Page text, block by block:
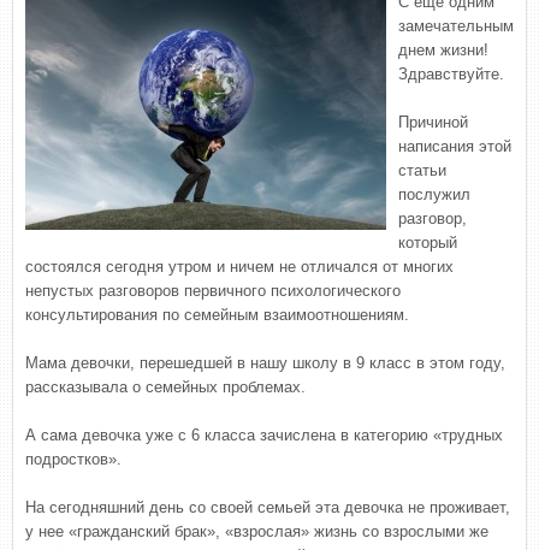
замечательным
днем жизни!
Здравствуйте.
Причиной
написания этой
статьи
послужил
разговор,
который
состоялся сегодня утром и ничем не отличался от многих
непустых разговоров первичного психологического
консультирования по семейным взаимоотношениям.
Мама девочки, перешедшей в нашу школу в 9 класс в этом году,
рассказывала о семейных проблемах.
А сама девочка уже с 6 класса зачислена в категорию «трудных
подростков».
На сегодняшний день со своей семьей эта девочка не проживает,
у нее «гражданский брак», «взрослая» жизнь со взрослыми же